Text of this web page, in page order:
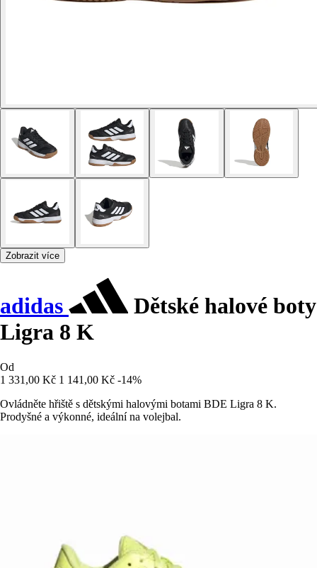
Zobrazit více
adidas
Dětské halové boty
Ligra 8 K
Od
1 331,00 Kč 1 141,00 Kč -14%
Ovládněte hřiště s dětskými halovými botami BDE Ligra 8 K.
Prodyšné a výkonné, ideální na volejbal.